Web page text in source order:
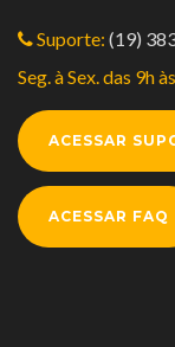
Suporte: (19)
Seg. à Sex. das 9h
ACESSAR
ACESSAR FAQ